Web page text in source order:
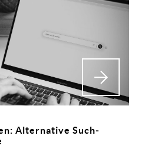
Alternative Such­